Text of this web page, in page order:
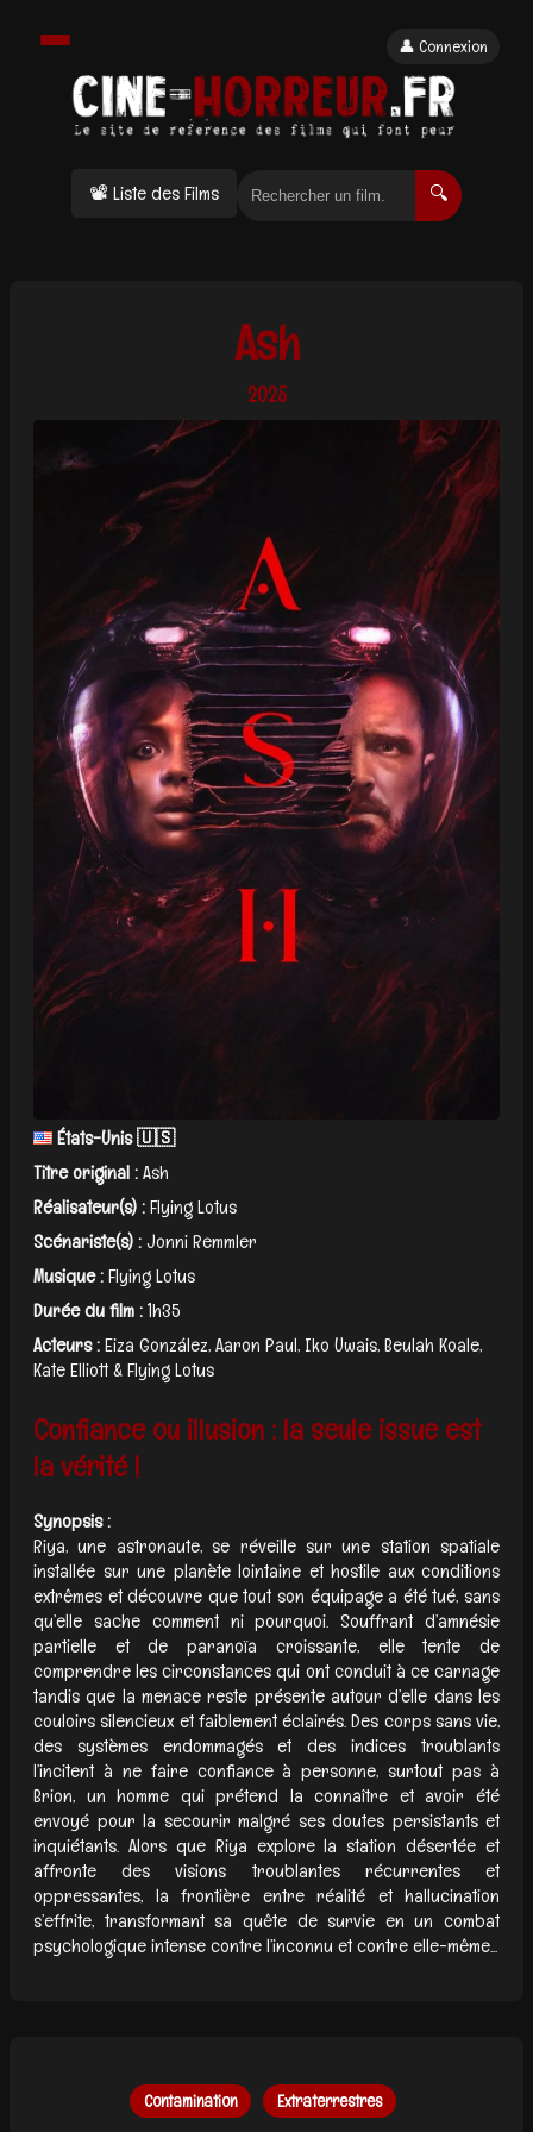
📽 Liste des Films 🔍
👤 Connexion
Ash
2025
États-Unis 🇺🇸
Titre original :Ash
Réalisateur(s) :Flying Lotus
Scénariste(s) :Jonni Remmler
Musique :Flying Lotus
Durée du film :1h35
Acteurs :Eiza González, Aaron Paul, Iko Uwais, Beulah Koale,
Kate Elliott & Flying Lotus
Confiance ou illusion : la seule issue est
la vérité !
Synopsis :
Riya, une astronaute, se réveille sur une station spatiale
installée sur une planète lointaine et hostile aux conditions
extrêmes et découvre que tout son équipage a été tué, sans
qu’elle sache comment ni pourquoi. Souffrant d’amnésie
partielle et de paranoïa croissante, elle tente de
comprendre les circonstances qui ont conduit à ce carnage
tandis que la menace reste présente autour d’elle dans les
couloirs silencieux et faiblement éclairés. Des corps sans vie,
des systèmes endommagés et des indices troublants
l’incitent à ne faire confiance à personne, surtout pas à
Brion, un homme qui prétend la connaître et avoir été
envoyé pour la secourir malgré ses doutes persistants et
inquiétants. Alors que Riya explore la station désertée et
affronte des visions troublantes récurrentes et
oppressantes, la frontière entre réalité et hallucination
s’effrite, transformant sa quête de survie en un combat
psychologique intense contre l’inconnu et contre elle-même...
Contamination Extraterrestres